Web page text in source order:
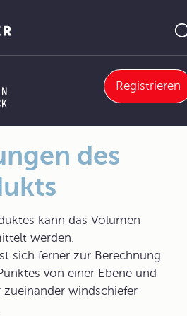
Registrieren
des Spatprodukts
des
kann das Volumen
werden.
sich ferner zur Berechnung
von einer Ebene und
zueinander windschiefer